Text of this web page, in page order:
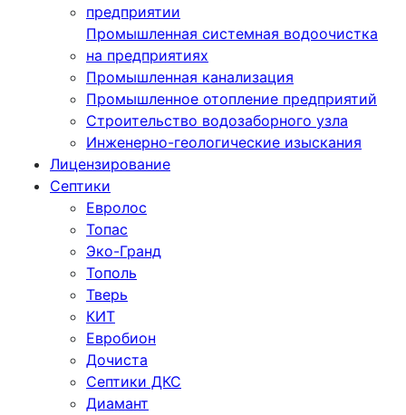
предприятии
Промышленная системная водоочистка
на предприятиях
Промышленная канализация
Промышленное отопление предприятий
Cтроительство водозаборного узла
Инженерно-геологические изыскания
Лицензирование
Септики
Евролос
Топас
Эко-Гранд
Тополь
Тверь
КИТ
Евробион
Дочиста
Септики ДКС
Диамант